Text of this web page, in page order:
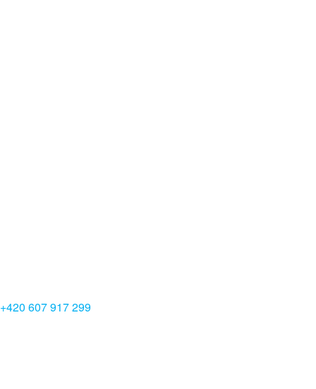
+420 607 917 299